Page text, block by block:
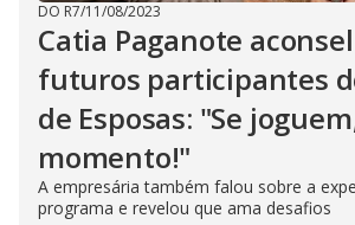
DO R7/11/08/2023
Catia Paganote
futuros participantes
de Esposas: "Se
momento!"
A empresária também falou sobre a
programa e revelou que ama desafios